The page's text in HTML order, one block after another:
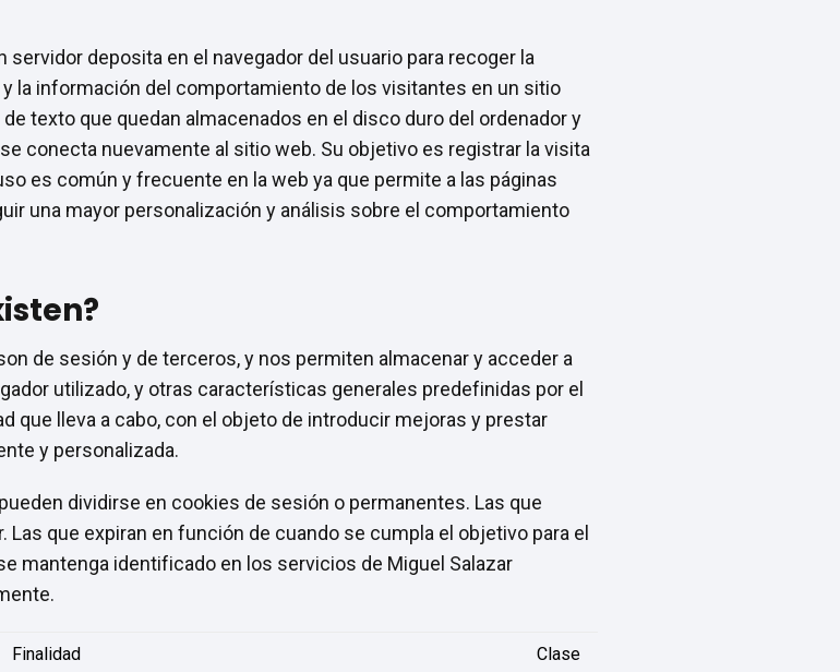
deposita en el navegador del usuario para recoger la
la información del comportamiento de los visitantes en un sitio
texto que quedan almacenados en el disco duro del ordenador y
conecta nuevamente al sitio web. Su objetivo es registrar la visita
es común y frecuente en la web ya que permite a las páginas
una mayor personalización y análisis sobre el comportamiento
de sesión y de terceros, y nos permiten almacenar y acceder a
utilizado, y otras características generales predefinidas por el
que lleva a cabo, con el objeto de introducir mejoras y prestar
y personalizada.
dividirse en cookies de sesión o permanentes. Las que
Las que expiran en función de cuando se cumpla el objetivo para el
mantenga identificado en los servicios de Miguel Salazar
Finalidad Clase